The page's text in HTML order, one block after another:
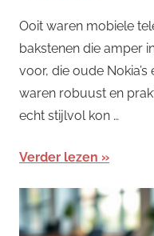
Ooit waren mobiele
bakstenen die amper
voor, die oude Nokia’s
waren robuust en
echt stijlvol kon …
Verder lezen